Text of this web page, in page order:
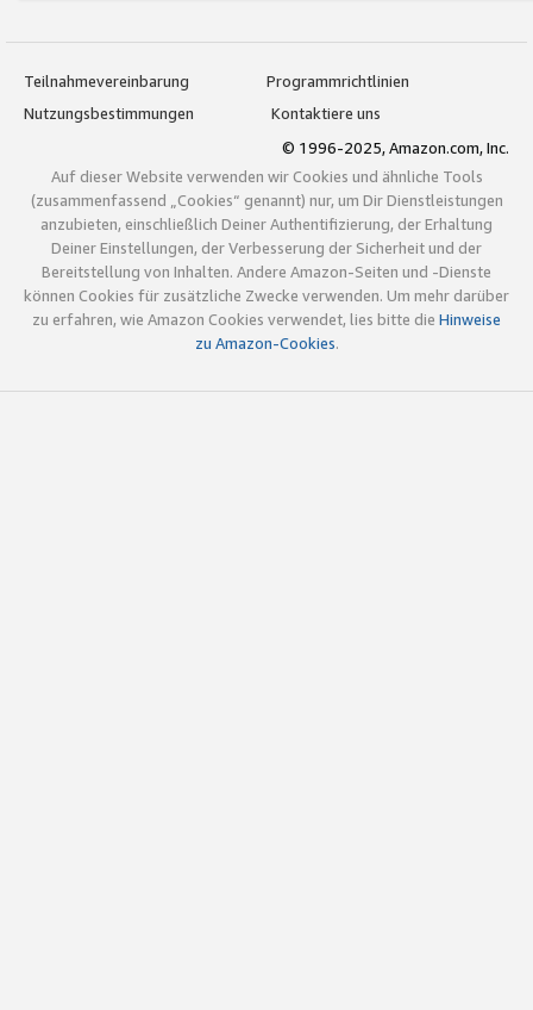
Teilnahmevereinbarung
Programmrichtlinien
Nutzungsbestimmungen
Kontaktiere uns
© 1996-2025, Amazon.com, Inc.
Auf dieser Website verwenden wir Cookies und ähnliche Tools
(zusammenfassend „Cookies“ genannt) nur, um Dir Dienstleistungen
anzubieten, einschließlich Deiner Authentifizierung, der Erhaltung
Deiner Einstellungen, der Verbesserung der Sicherheit und der
Bereitstellung von Inhalten. Andere Amazon-Seiten und -Dienste
können Cookies für zusätzliche Zwecke verwenden. Um mehr darüber
zu erfahren, wie Amazon Cookies verwendet, lies bitte die Hinweise
zu Amazon-Cookies.